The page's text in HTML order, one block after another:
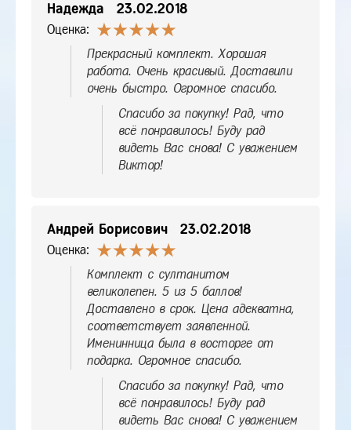
Надежда 23.02.2018
Оценка:
Прекрасный комплект. Хорошая
работа. Очень красивый. Доставили
очень быстро. Огромное спасибо.
Спасибо за покупку! Рад, что
всё понравилось! Буду рад
видеть Вас снова! С уважением
Виктор!
Андрей Борисович 23.02.2018
Оценка:
Комплект с султанитом
великолепен. 5 из 5 баллов!
Доставлено в срок. Цена адекватна,
соответствует заявленной.
Именинница была в восторге от
подарка. Огромное спасибо.
Спасибо за покупку! Рад, что
всё понравилось! Буду рад
видеть Вас снова! С уважением